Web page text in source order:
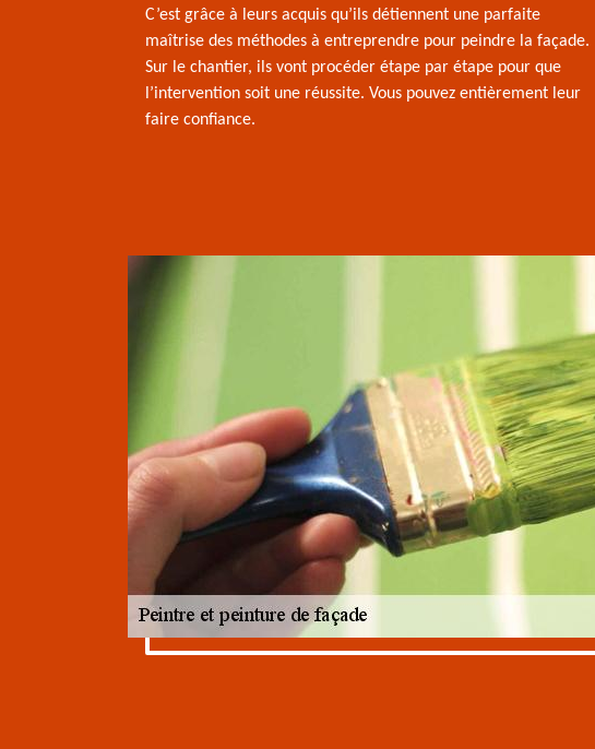
C’est grâce à leurs acquis qu’ils détiennent une parfaite
maîtrise des méthodes à entreprendre pour peindre la façade.
Sur le chantier, ils vont procéder étape par étape pour que
l’intervention soit une réussite. Vous pouvez entièrement leur
faire confiance.